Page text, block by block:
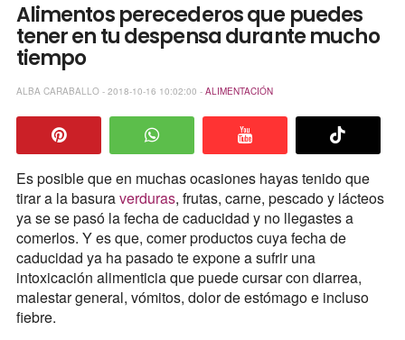
Alimentos perecederos que puedes
tener en tu despensa durante mucho
tiempo
ALBA CARABALLO - 2018-10-16 10:02:00 - ALIMENTACIÓN
Es posible que en muchas ocasiones hayas tenido que
tirar a la basuraverduras, frutas, carne, pescado y lácteos
ya se se pasó la fecha de caducidad y no llegastes a
comerlos. Y es que, comer productos cuya fecha de
caducidad ya ha pasado te expone a sufrir una
intoxicación alimenticia que puede cursar con diarrea,
malestar general, vómitos, dolor de estómago e incluso
fiebre.